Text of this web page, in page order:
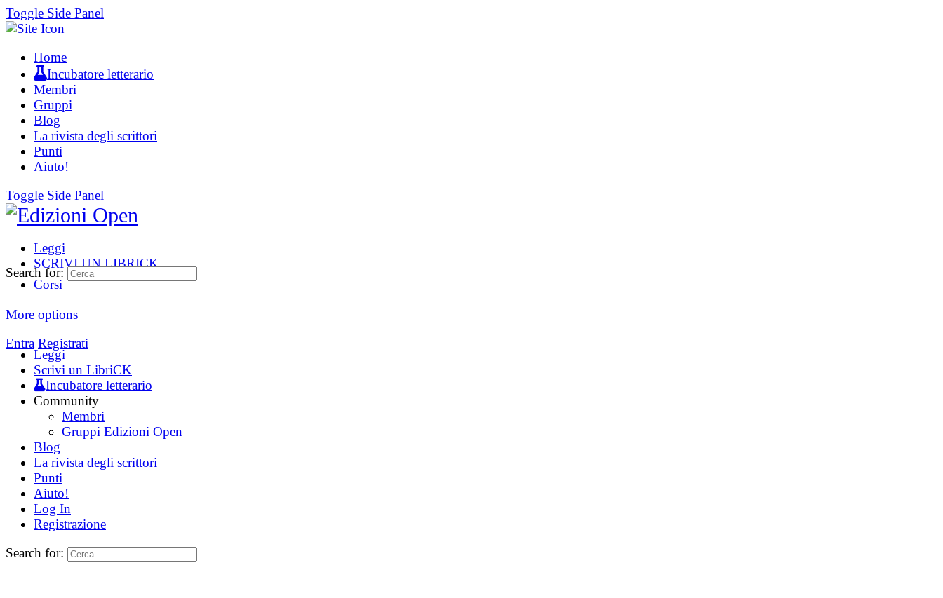
Toggle Side Panel
Home
Incubatore letterario
Membri
Gruppi
Blog
La rivista degli scrittori
Punti
Aiuto!
Toggle Side Panel
Leggi
SCRIVI UN LIBRICK
Corsi
More options
Entra Registrati
Search for:
Leggi
Scrivi un LibriCK
Incubatore letterario
Community
Membri
Gruppi Edizioni Open
Blog
La rivista degli scrittori
Punti
Aiuto!
Log In
Registrazione
Search for: